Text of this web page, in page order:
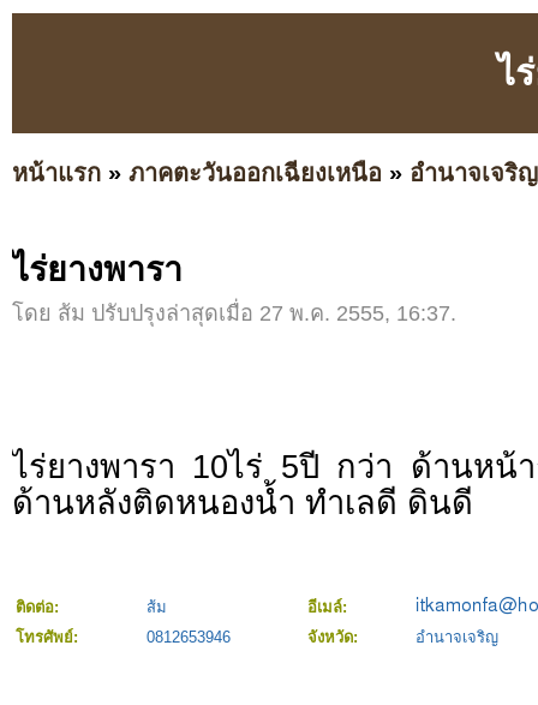
ไ
หน้าแรก » ภาคตะวันออกเฉียงเหนือ » อำนาจเจริญ
ไร่ยางพารา
โดย ส้ม ปรับปรุงล่าสุดเมื่อ 27 พ.ค. 2555, 16:37.
ไร่ยางพารา 10ไร่ 5ปี กว่า ด้านหน้
ด้านหลังติดหนองน้ำ ทำเลดี ดินดี
ติดต่อ: ส้ม
อีเมล์:
โทรศัพย์:
0812653946 จังหวัด: อำนาจเจริญ